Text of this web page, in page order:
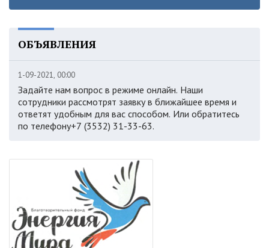
ОБЪЯВЛЕНИЯ
1-09-2021, 00:00
Задайте нам вопрос в режиме онлайн. Наши
сотрудники рассмотрят заявку в ближайшее время и
ответят удобным для вас способом. Или обратитесь
по телефону+7 (3532) 31-33-63.